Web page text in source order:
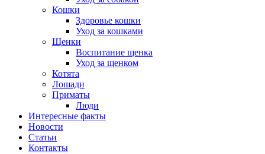
Кошки
Здоровье кошки
Уход за кошками
Щенки
Воспитание щенка
Уход за щенком
Котята
Лошади
Приматы
Люди
Интересные факты
Новости
Статьи
Контакты